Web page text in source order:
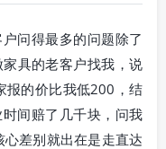
问得最多的问题除了
具的老客户找我，说
报的价比我低200，结
间赔了几千块，问我
差别就出在是走直达